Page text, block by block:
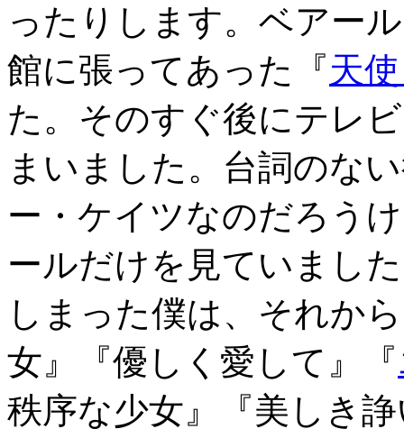
ったりします。ベアー
館に張ってあった『天
た。そのすぐ後にテレ
まいました。台詞のな
ー・ケイツなのだろう
ールだけを見ていまし
しまった僕は、それか
女』『優しく愛して』『
秩序な少女』『美しき